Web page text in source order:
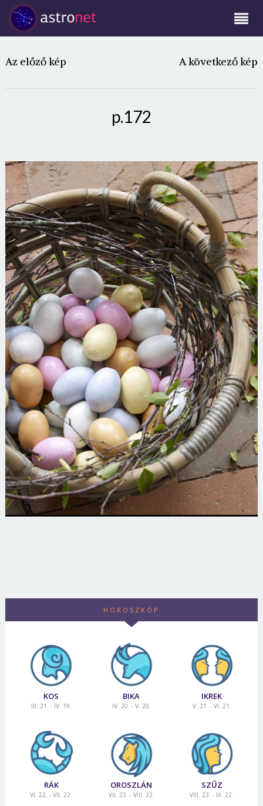
Az előző kép A következő kép
p.172
HOROSZKÓP
KOS
III. 21. - IV. 19.
BIKA
IV. 20. - V. 20.
IKREK
V. 21. - VI. 21.
RÁK
VI. 22. - VII. 22.
OROSZLÁN
VII. 23. - VIII. 22.
SZŰZ
VIII. 23. - IX. 22.